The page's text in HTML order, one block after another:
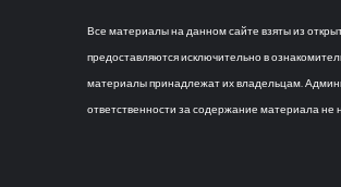
Все материалы на данном сайте взяты из
предоставляются исключительно в
материалы принадлежат их владельцам.
ответственности за содержание материала не